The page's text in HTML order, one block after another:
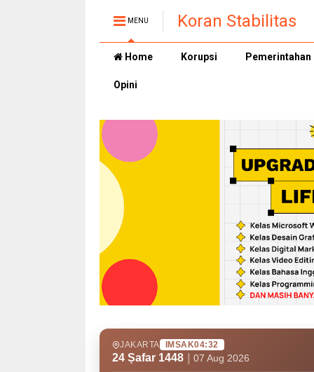
MENU Koran Stabilitas
Home Korupsi Pemerintahan
Opini
JAKARTA IMSAK04:32
24 Ṣafar 1448 07 Aug 2026